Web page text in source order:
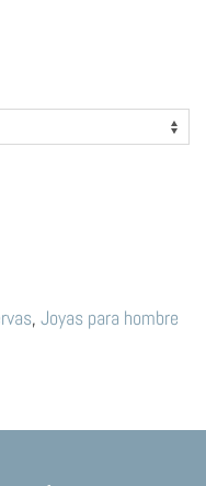
, Joyas para hombre